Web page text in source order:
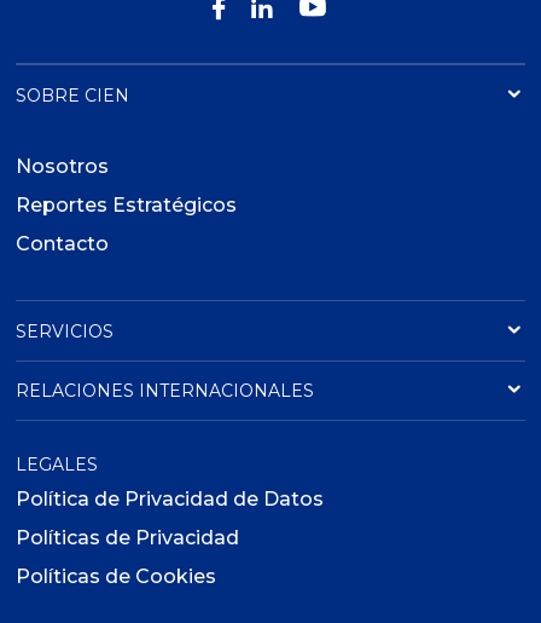
SOBRE CIEN
Nosotros
Reportes Estratégicos
Contacto
SERVICIOS
RELACIONES INTERNACIONALES
LEGALES
Política de Privacidad de Datos
Políticas de Privacidad
Políticas de Cookies